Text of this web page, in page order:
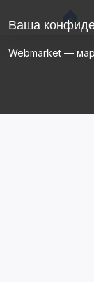
Ваша
Webmarket —